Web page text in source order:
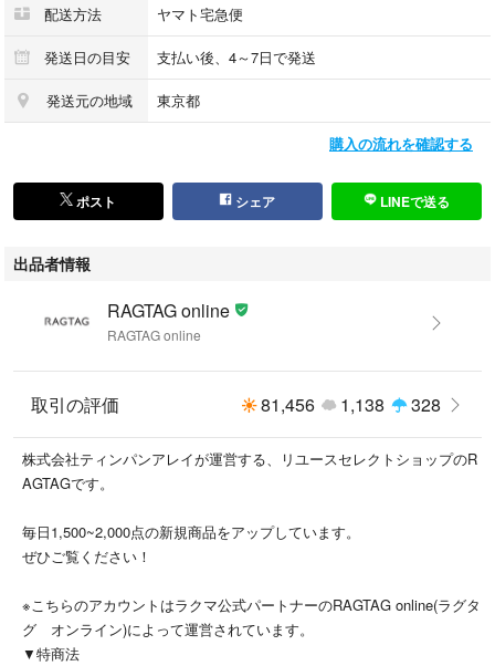
・A…汚れやダメージがない、またはあっても目立たないきれいなもの
・B…着用感が少なく、汚れやダメージが気にならないもの
・C…着用感があり、汚れやダメージがみられるもの
・D…汚れやダメージが目立つもの
ません。
また、汚れや破れ等の記載もしておりませんので予めご了承ください。
#RAGTAGonline
#メンズ_RAGTAGonline
#clarks_クラークス_メンズ_RAGTAGonline
#ブーツ_メンズ_RAGTAGonline
こちらの商品はラクマ公式パートナーのRAGTAGによって出品されていま
す。
配送方法 ヤマト宅急便
発送日の目安 支払い後、4～7日で発送
発送元の地域 東京都
購入の流れを確認する
ポスト シェア LINEで送る
出品者情報
RAGTAG online
RAGTAG online
取引の評価 81,456 1,138 328
株式会社ティンパンアレイが運営する、リユースセレクトショップのR
AGTAGです。
毎日1,500~2,000点の新規商品をアップしています。
ぜひご覧ください！
※こちらのアカウントはラクマ公式パートナーのRAGTAG online(ラグタ
グ オンライン)によって運営されています。
▼特商法